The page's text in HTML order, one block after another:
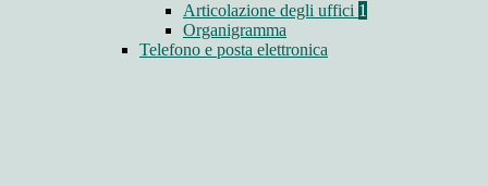
Articolazione degli uffici 1
Organigramma
Telefono e posta elettronica